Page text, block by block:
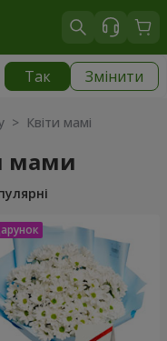
Так Змінити
> Квіти мамі
мами